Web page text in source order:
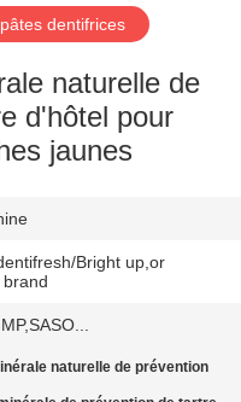
dentifrices
naturelle de
d'hôtel pour
jaunes
Bright up,or
naturelle de prévention